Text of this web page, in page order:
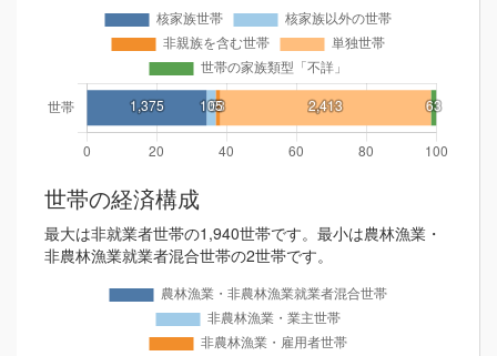
世帯の経済構成
最大は非就業者世帯の1,940世帯です。最小は農林漁業・
非農林漁業就業者混合世帯の2世帯です。